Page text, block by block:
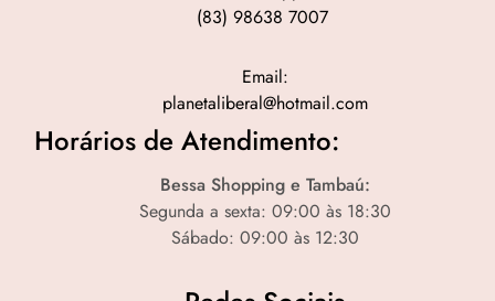
(83) 98638 7007
Email:
planetaliberal@hotmail.com
Horários de Atendimento:
Bessa Shopping e Tambaú:
Segunda a sexta: 09:00 às 18:30
Sábado: 09:00 às 12:30